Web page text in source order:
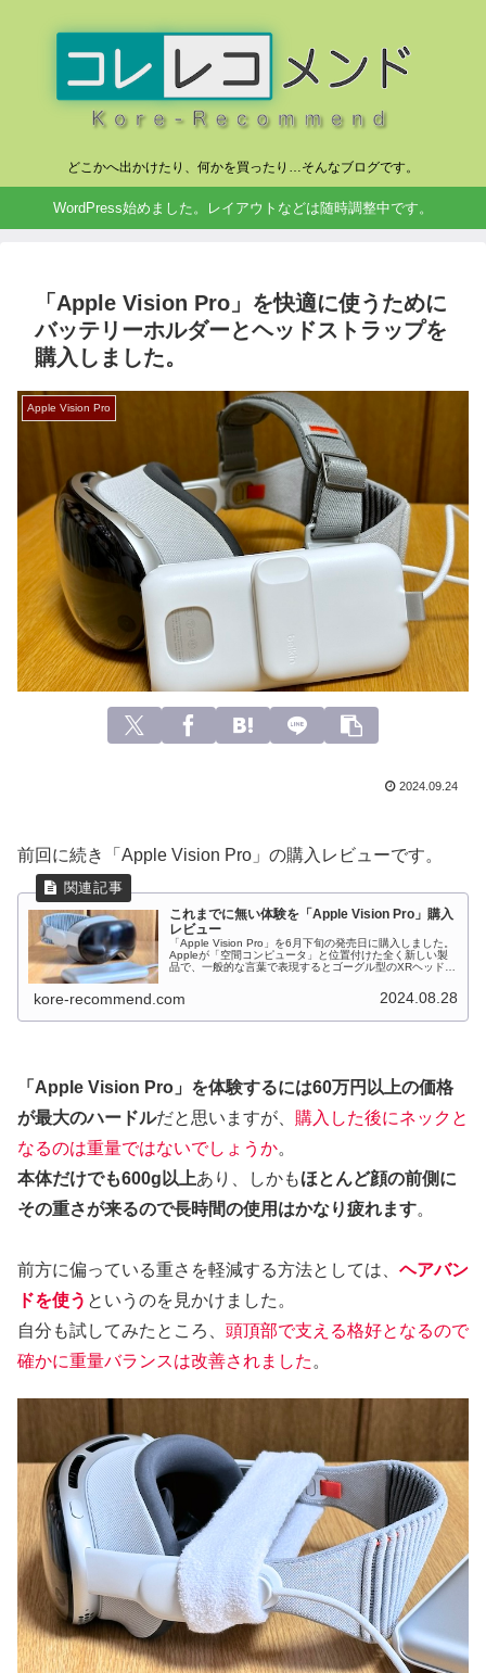
どこかへ出かけたり、何かを買ったり…そんなブログです。
WordPress始めました。レイアウトなどは随時調整中です。
「Apple Vision Pro」を快適に使うために
バッテリーホルダーとヘッドストラップを
購入しました。
Apple Vision Pro
2024.09.24
前回に続き「Apple Vision Pro」の購入レビューです。
これまでに無い体験を「Apple Vision Pro」購入
レビュー
「Apple Vision Pro」を6月下旬の発売日に購入しました。
Appleが「空間コンピュータ」と位置付けた全く新しい製
品で、一般的な言葉で表現するとゴーグル型のXRヘッドセ
kore-recommend.com 2024.08.28
「Apple Vision Pro」を体験するには60万円以上の価格
が最大のハードルだと思いますが、 購入した後にネックと
なるのは重量ではないでしょうか。
本体だけでも600g以上あり、しかもほとんど顔の前側に
その重さが来るので長時間の使用はかなり疲れます。
前方に偏っている重さを軽減する方法としては、 ヘアバン
ドを使う というのを見かけました。
自分も試してみたところ、 頭頂部で支える格好となるので
確かに重量バランスは改善されました。